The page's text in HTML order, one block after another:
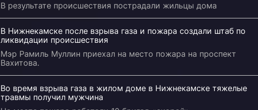
В результате происшествия пострадали жильцы дома
В Нижнекамске после взрыва газа и пожара создали штаб по
ликвидации происшествия
Мэр Рамиль Муллин приехал на место пожара на проспект
Вахитова.
Во время взрыва газа в жилом доме в Нижнекамске тяжелые
травмы получил мужчина